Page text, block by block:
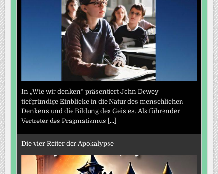
In „Wie wir denken“ präsentiert John Dewey
tiefgründige Einblicke in die Natur des menschlichen
Denkens und die Bildung des Geistes. Als führender
Vertreter des Pragmatismus [...]
Die vier Reiter der Apokalypse